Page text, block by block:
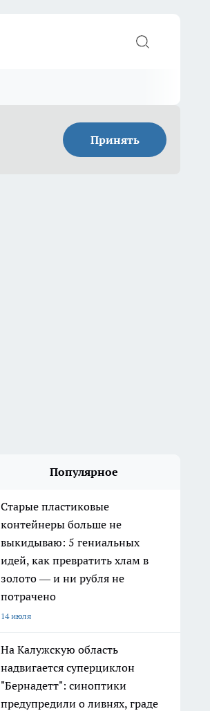
Принять
Популярное
Старые пластиковые
контейнеры больше не
выкидываю: 5 гениальных
идей, как превратить хлам в
золото — и ни рубля не
потрачено
14 июля
На Калужскую область
надвигается суперциклон
"Бернадетт": синоптики
предупредили о ливнях, граде